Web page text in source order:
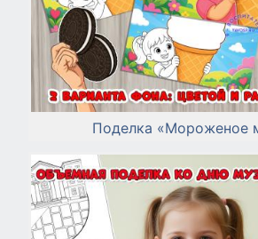
Поделка «Мороженое